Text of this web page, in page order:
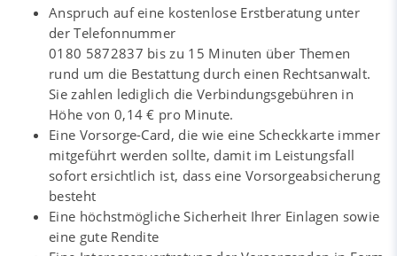
Anspruch auf eine kostenlose Erstberatung unter
der Telefonnummer
0180 5872837 bis zu 15 Minuten über Themen
rund um die Bestattung durch einen Rechtsanwalt.
Sie zahlen lediglich die Verbindungsgebühren in
Höhe von 0,14 € pro Minute.
Eine Vorsorge-Card, die wie eine Scheckkarte immer
mitgeführt werden sollte, damit im Leistungsfall
sofort ersichtlich ist, dass eine Vorsorgeabsicherung
besteht
Eine höchstmögliche Sicherheit Ihrer Einlagen sowie
eine gute Rendite